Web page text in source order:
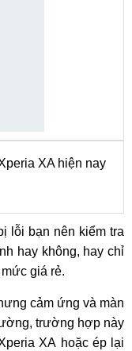
XA hiện nay
lỗi bạn nên kiểm tra
hay không, hay chỉ
giá rẻ.
cảm ứng và màn
trường hợp này
XA hoặc ép lại